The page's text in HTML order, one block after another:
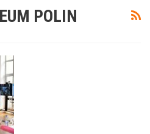
POLIN